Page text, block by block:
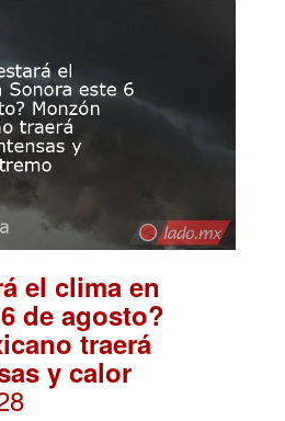
el clima en
de agosto?
traerá
y calor